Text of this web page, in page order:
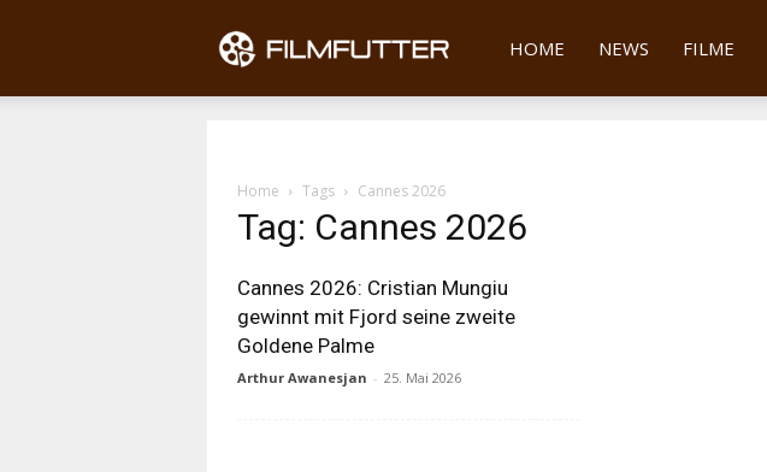
Filmfutter
HOME NEWS FILME
Home Tags Cannes 2026
Tag: Cannes 2026
Cannes 2026: Cristian Mungiu
gewinnt mit Fjord seine zweite
Goldene Palme
Arthur Awanesjan - 25. Mai 2026